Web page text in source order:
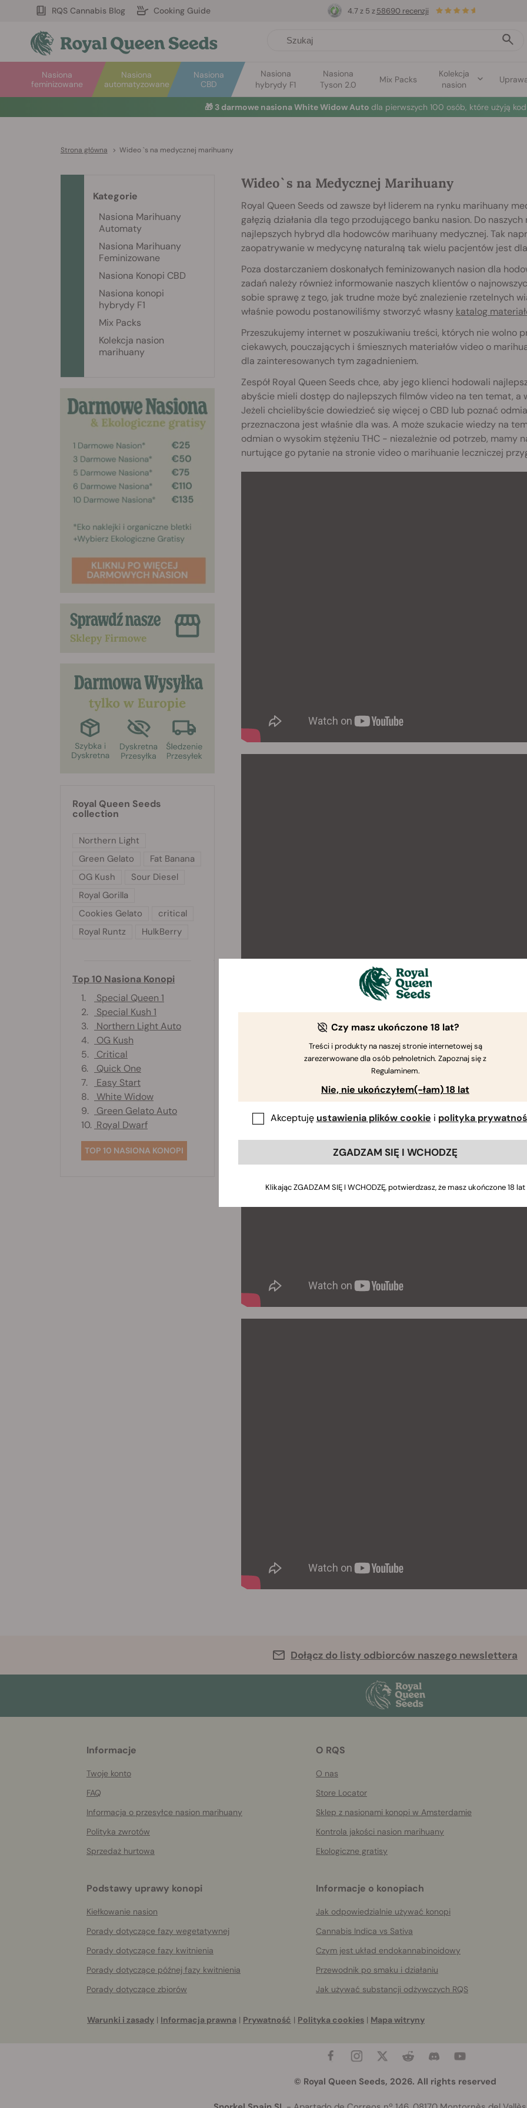
RQS Cannabis Blog Cooking Guide
Nasiona
automatyzowane
Nasiona
feminizowane
Nasiona
CBD
Nasiona
hybrydy F1
Nasiona
Tyson 2.0
Mix Packs
Kolekcja
nasion
4.7 z 5 z 58690 recenzji
🎁 3 darmowe nasiona White Widow Auto dla pierwszych 100 osób, które użyją
Strona główna > Wideo `s na medycznej marihuany
Wideo`s na Medycznej Marihuany
Royal Queen Seeds od zawsze był liderem na rynku marihuany
gałęzią działania dla tego przodującego banku nasion. Do
najlepszych hybryd dla hodowców marihuany medycznej. Tak
zaopatrywanie w medycynę naturalną tak wielu pacjentów jest
Poza dostarczaniem doskonałych feminizowanych nasion dla
zadań należy również informowanie naszych klientów o
sobie sprawę z tego, jak trudne może być znalezienie rzetelnych
właśnie powodu postanowiliśmy stworzyć własny katalog
Przeszukujemy internet w poszukiwaniu treści, których nie wolno
ciekawych, pouczających i śmiesznych materiałów video o
dla zainteresowanych tym zagadnieniem.
Zespół Royal Queen Seeds chce, aby jego klienci hodowali
abyście mieli dostęp do najlepszych filmów video na ten temat,
Jeżeli chcielibyście dowiedzieć się więcej o CBD lub poznać
przeznaczona jest właśnie dla was. A może szukacie wiedzy na
odmian o wysokim stężeniu THC - niezależnie od potrzeb, mamy
nurtujące go pytanie na stronie video o marihuanie leczniczej
Kategorie
Nasiona Marihuany
Automaty
Nasiona Marihuany
Feminizowane
Nasiona Konopi CBD
Nasiona konopi
hybrydy F1
Mix Packs
Kolekcja nasion
marihuany
Royal Queen Seeds
collection
Northern Light
Green Gelato
Fat Banana
OG Kush
Sour Diesel
Royal Gorilla
Cookies Gelato
critical
Royal Runtz
HulkBerry
Top 10 Nasiona Konopi
1.
Special Queen 1
2.
Special Kush 1
3.
Northern Light Auto
4.
OG Kush
5.
Critical
6.
Quick One
7.
Easy Start
8.
White Widow
9.
Green Gelato Auto
10. Royal Dwarf
TOP 10 NASIONA KONOPI
Dołącz do listy odbiorców naszego newslettera
Informacje
Twoje konto
FAQ
Informacja o przesyłce nasion marihuany
Polityka zwrotów
Sprzedaż hurtowa
O RQS
O nas
Store Locator
Sklep z nasionami konopi w Amsterdamie
Kontrola jakości nasion marihuany
Ekologiczne gratisy
Podstawy uprawy konopi
Kiełkowanie nasion
Porady dotyczące fazy wegetatywnej
Porady dotyczące fazy kwitnienia
Porady dotyczące późnej fazy kwitnienia
Porady dotyczące zbiorów
Informacje o konopiach
Jak odpowiedzialnie używać konopi
Cannabis Indica vs Sativa
Czym jest układ endokannabinoidowy
Przewodnik po smaku i działaniu
Jak używać substancji odżywczych RQS
Warunki i zasady | Informacja prawna | Prywatność | Polityka cookies | Mapa witryny
© Royal Queen Seeds, 2026. All rights reserved
Czy masz ukończone 18 lat?
Treści i produkty na naszej stronie internetowej są
zarezerwowane dla osób pełnoletnich. Zapoznaj się z
Regulaminem.
Nie, nie ukończyłem(-łam) 18 lat
Akceptuję ustawienia plików cookie i polityka
ZGADZAM SIĘ I WCHODZĘ
Klikając ZGADZAM SIĘ I WCHODZĘ, potwierdzasz, że masz ukończone 18 lat